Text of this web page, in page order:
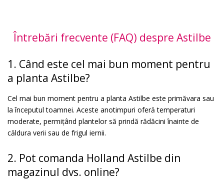
Întrebări frecvente (FAQ) despre Astilbe
1. Când este cel mai bun moment pentru
a planta Astilbe?
Cel mai bun moment pentru a planta Astilbe este primăvara sau
la începutul toamnei. Aceste anotimpuri oferă temperaturi
moderate, permițând plantelor să prindă rădăcini înainte de
căldura verii sau de frigul iernii.
2. Pot comanda Holland Astilbe din
magazinul dvs. online?